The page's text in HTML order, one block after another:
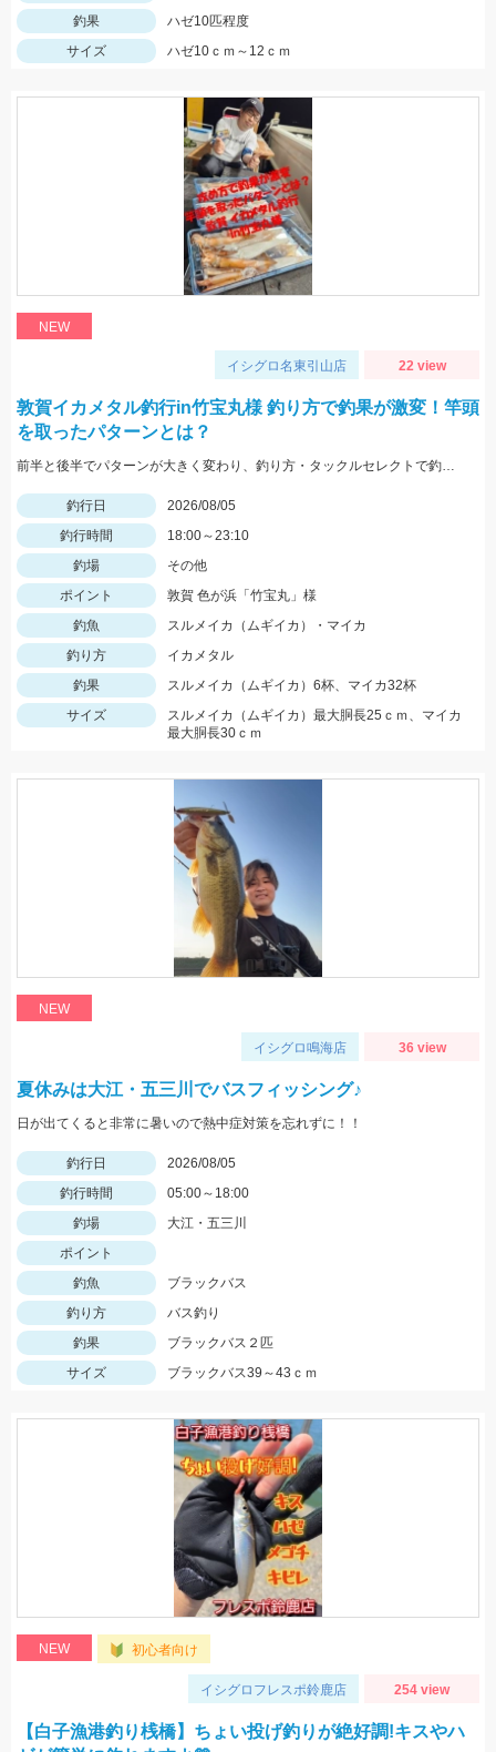
釣果
ハゼ10匹程度
サイズ
ハゼ10ｃｍ～12ｃｍ
NEW
イシグロ名東引山店 22 view
敦賀イカメタル釣行in竹宝丸様 釣り方で釣果が激変！竿頭
を取ったパターンとは？
前半と後半でパターンが大きく変わり、釣り方・タックルセレクトで釣果に差が出た日でした。最近の傾向としてケイムラ系カラーは必須ですので必ず持って行ってください。
釣行日
2026/08/05
釣行時間
18:00～23:10
釣場
その他
ポイント
敦賀 色が浜「竹宝丸」様
釣魚
スルメイカ（ムギイカ）・マイカ
釣り方
イカメタル
釣果
スルメイカ（ムギイカ）6杯、マイカ32杯
サイズ
スルメイカ（ムギイカ）最大胴長25ｃｍ、マイカ
最大胴長30ｃｍ
NEW
イシグロ鳴海店 36 view
夏休みは大江・五三川でバスフィッシング♪
日が出てくると非常に暑いので熱中症対策を忘れずに！！
釣行日
2026/08/05
釣行時間
05:00～18:00
釣場
大江・五三川
ポイント
釣魚
ブラックバス
釣り方
バス釣り
釣果
ブラックバス２匹
サイズ
ブラックバス39～43ｃｍ
NEW 初心者向け
イシグロフレスポ鈴鹿店 254 view
【白子漁港釣り桟橋】ちょい投げ釣りが絶好調!キスやハ